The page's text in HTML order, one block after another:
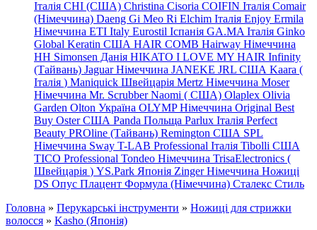
Італія CHI (США) Christina Cisoria COIFIN Італія Comair
(Німеччина) Daeng Gi Meo Ri Elchim Італія Enjoy Ermila
Німеччина ETI Italy Eurostil Іспанія GA.MA Італія Ginko
Global Keratin США HAIR COMB Hairway Німеччина
HH Simonsen Данія HIKATO I LOVE MY HAIR Infinity
(Тайвань) Jaguar Німеччина JANEKE JRL США Kaara (
Італія ) Maniquick Швейцарія Mertz Німеччина Moser
Німеччина Mr. Scrubber Naomi ( США) Olaplex Olivia
Garden Olton Україна OLYMP Німеччина Original Best
Buy Oster США Panda Польща Parlux Італія Perfect
Beauty PROline (Тайвань) Remington США SPL
Німеччина Sway T-LAB Professional Італія Tibolli США
TICO Professional Tondeo Німеччина TrisaElectronics (
Швейцарія ) YS.Park Японія Zinger Німеччина Ножиці
DS Опус Плацент Формула (Німеччина) Сталекс Стиль
Головна » Перукарські інструменти » Ножиці для стрижки
волосся » Kasho (Японія)